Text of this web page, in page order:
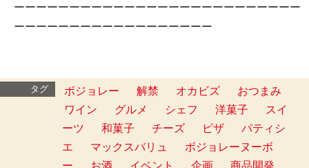
ーーーーーーーーーーーーーーーーーーーーーーーーーー
ーーーーーーーーーーーーーーーーーー
タグ ボジョレー 解禁 オカビズ
おつまみ
ワイン
グルメ シェフ 洋菓子
スイ
ーツ
和菓子 チーズ ピザ
パティシ
エ
マックスバリュ
ボジョレーヌーボ
ー
お酒 イベント 企画 商品開発